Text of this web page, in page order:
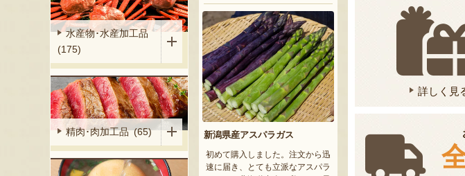
詳しく見
水産物･水産加工品
(175)
精肉･肉加工品 (65) 新潟県産アスパラガス
初めて購入しました。注文から迅
速に届き、とても立派なアスパラ